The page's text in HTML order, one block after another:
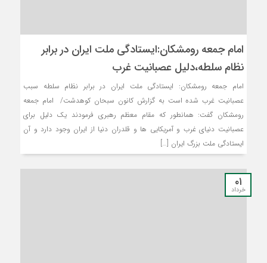
امام جمعه رومشکان:ایستادگی ملت ایران در برابر
نظام سلطه،دلیل عصبانیت غرب
امام جمعه رومشکان: ایستادگی ملت ایران در برابر نظام سلطه سبب
عصبانیت غرب شده است به گزارش کانون سبحان کوهدشت/ امام جمعه
رومشکان گفت: همانطور که مقام معظم رهبری فرمودند یک دلیل برای
عصبانیت دنیای غرب و آمریکایی ها و قلدران دنیا از ایران وجود دارد و آن
ایستادگی ملت بزرگ ایران […]
۰۱
خرداد